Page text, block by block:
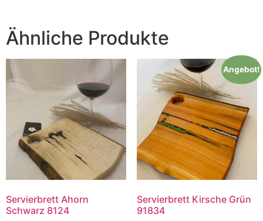
Ähnliche Produkte
Servierbrett Ahorn
Schwarz 8124
Angebot!
Servierbrett Kirsche Grün
91834